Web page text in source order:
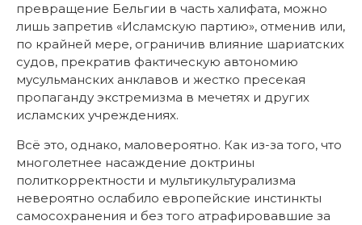
превращение Бельгии в часть халифата, можно
лишь запретив «Исламскую партию», отменив или,
по крайней мере, ограничив влияние шариатских
судов, прекратив фактическую автономию
мусульманских анклавов и жестко пресекая
пропаганду экстремизма в мечетях и других
исламских учреждениях.
Всё это, однако, маловероятно. Как из-за того, что
многолетнее насаждение доктрины
политкорректности и мультикультурализма
невероятно ослабило европейские инстинкты
самосохранения и без того атрафировавшие за